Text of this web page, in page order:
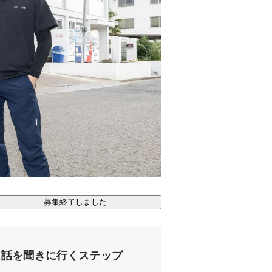
募集終了しました
話を聞きに行くステップ